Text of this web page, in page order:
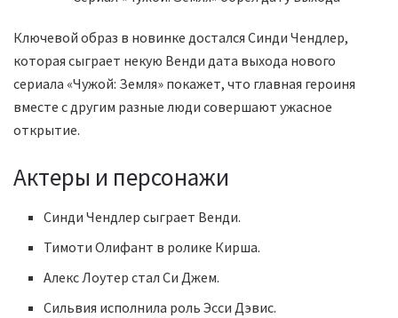
Ключевой образ в новинке достался Синди Чендлер,
которая сыграет некую Венди дата выхода нового
сериала «Чужой: Земля» покажет, что главная героиня
вместе с другим разные люди совершают ужасное
открытие.
Актеры и персонажи
Синди Чендлер сыграет Венди.
Тимоти Олифант в ролике Кирша.
Алекс Лоутер стал Си Джем.
Сильвия исполнила роль Эсси Дэвис.